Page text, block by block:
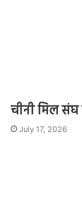
चीनी मिल संघ
July 17, 2026